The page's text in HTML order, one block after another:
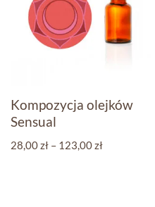
Kompozycja olejków
Sensual
28,00zł – 123,00zł